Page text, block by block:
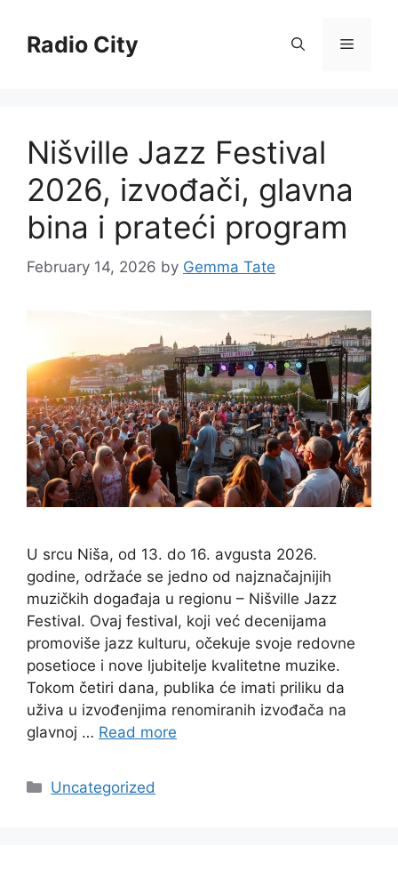
contentRadio City Menu
Nišville Jazz Festival
2026, izvođači, glavna
bina i prateći program
February 14, 2026 by Gemma Tate
U srcu Niša, od 13. do 16. avgusta 2026.
godine, održaće se jedno od najznačajnijih
muzičkih događaja u regionu – Nišville Jazz
Festival. Ovaj festival, koji već decenijama
promoviše jazz kulturu, očekuje svoje redovne
posetioce i nove ljubitelje kvalitetne muzike.
Tokom četiri dana, publika će imati priliku da
uživa u izvođenjima renomiranih izvođača na
glavnoj … Read more
Categories
Uncategorized